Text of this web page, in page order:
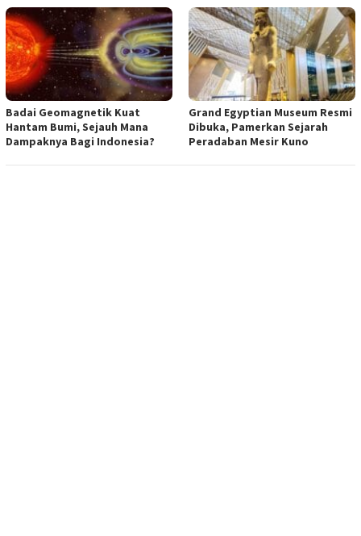
Badai Geomagnetik Kuat
Hantam Bumi, Sejauh Mana
Dampaknya Bagi Indonesia?
Grand Egyptian Museum Resmi
Dibuka, Pamerkan Sejarah
Peradaban Mesir Kuno